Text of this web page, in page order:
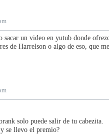
sacar un video en yutub donde
de Harrelson o algo de eso, que
solo puede salir de tu cabezita.
se llevo el premio?